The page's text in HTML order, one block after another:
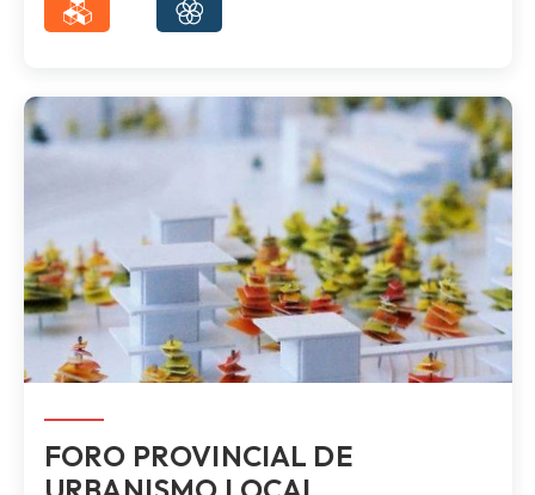
FORO PROVINCIAL DE